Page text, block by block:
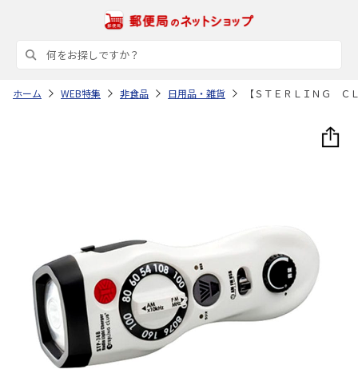
ホーム WEB特集 非食品 日用品・雑貨 【ＳＴＥＲＬＩＮＧ Ｃ